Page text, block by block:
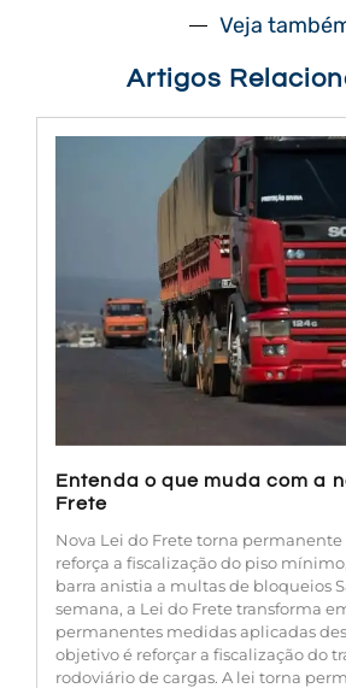
Veja
Artigos
Entenda o que muda com a
Frete
Nova Lei do Frete torna permanente
reforça a fiscalização do piso
barra anistia a multas de bloqueios
semana, a Lei do Frete transforma
permanentes medidas aplicadas
objetivo é reforçar a fiscalização do
rodoviário de cargas. A lei torna